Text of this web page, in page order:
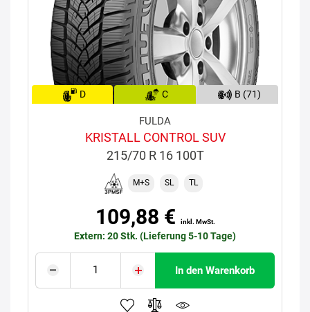
D C B (71)
FULDA
KRISTALL CONTROL SUV
215/70 R 16 100T
M+S SL TL
109,88 € inkl. MwSt.
Extern: 20 Stk. (Lieferung 5-10 Tage)
In den Warenkorb